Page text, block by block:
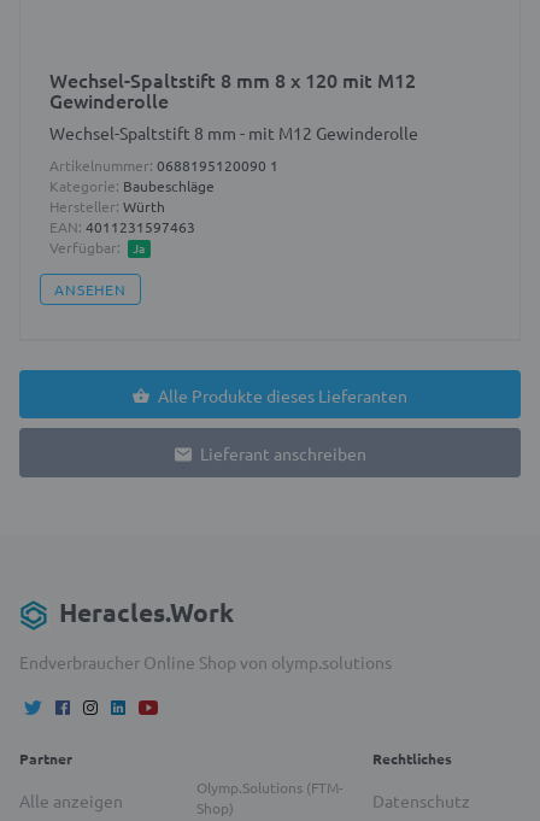
Wechsel-Spaltstift 8 mm 8 x 120 mit M12
Gewinderolle
Wechsel-Spaltstift 8 mm - mit M12 Gewinderolle
Artikelnummer: 0688195120090 1
Kategorie: Baubeschläge
Hersteller: Würth
EAN: 4011231597463
Verfügbar:
Ja
ANSEHEN
Alle Produkte dieses Lieferanten
Lieferant anschreiben
Heracles.Work
Endverbraucher Online Shop von olymp.solutions
Partner
Alle anzeigen
Olymp.Solutions (FTM-
Shop)
Rechtliches
Datenschutz